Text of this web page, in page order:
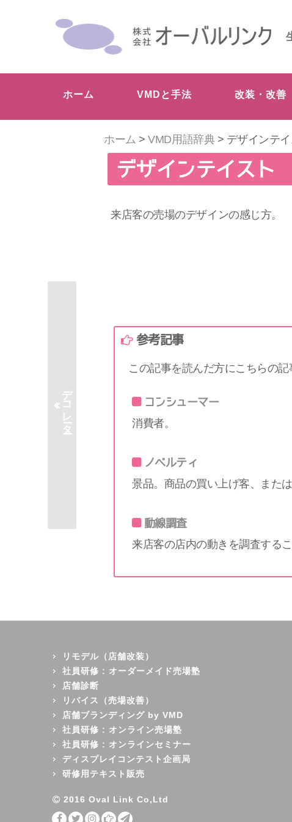
ホーム VMDと手法 改装・改善
ホーム >VMD用語辞典 > デザインテイ
デコレーター
デザインテイスト
来店客の売場のデザインの感じ方。
参考記事
この記事を読んだ方にこちらの
コンシューマー
消費者。
ノベルティ
景品。商品の買い上げ客、また
動線調査
来店客の店内の動きを調査するこ
リモデル（店舗改装）
社員研修 : オーダーメイド売場塾
店舗診断
リバイス（売場改善）
店舗ブランディング by VMD
社員研修 : オンライン売場塾
社員研修 : オンラインセミナー
ディスプレイコンテスト企画局
研修用テキスト販売
2016 Oval Link Co,Ltd